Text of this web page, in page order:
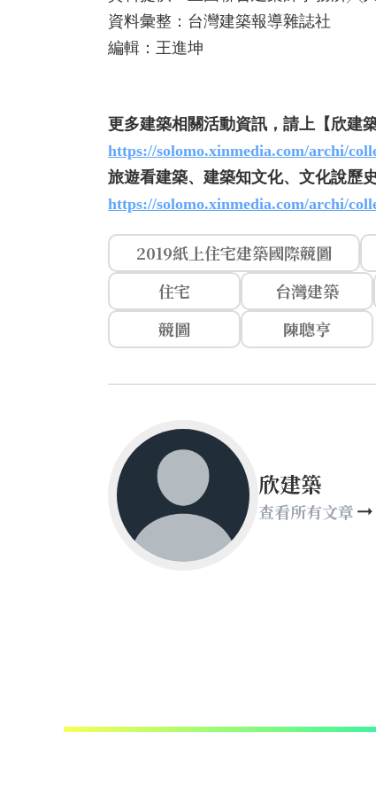
資料彙整：台灣建築報導雜誌社
編輯：王進坤
更多建築相關活動資訊，請上【欣建
https://solomo.xinmedia.com/archi/
旅遊看建築、建築知文化、文化說歷
https://solomo.xinmedia.com/archi/
2019紙上住宅建築國際競圖
住宅
台灣建築
競圖
陳聰亨
欣建築
查看所有文章